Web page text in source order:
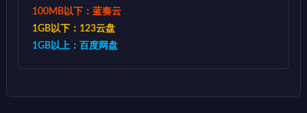
100MB以下：蓝奏云
1GB以下：123云盘
1GB以上：百度网盘